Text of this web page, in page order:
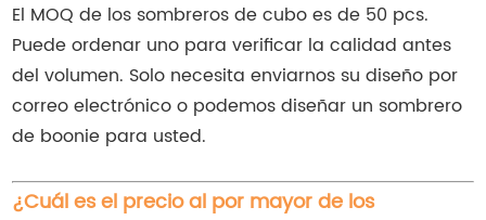
El MOQ de los sombreros de cubo es de 50 pcs.
Puede ordenar uno para verificar la calidad antes
del volumen. Solo necesita enviarnos su diseño por
correo electrónico o podemos diseñar un sombrero
de boonie para usted.
¿Cuál es el precio al por mayor de los